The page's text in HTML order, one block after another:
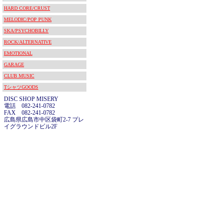
HARD CORE/CRUST
MELODIC/POP PUNK
SKA/PSYCHOBILLY
ROCK/ALTERNATIVE
EMOTIONAL
GARAGE
CLUB MUSIC
TシャツGOODS
DISC SHOP MISERY
電話 082-241-0782
FAX 082-241-0782
広島県広島市中区袋町2-7 プレ
イグラウンドビル2F